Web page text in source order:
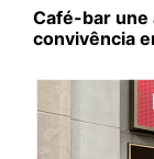
Café-bar une
convivência